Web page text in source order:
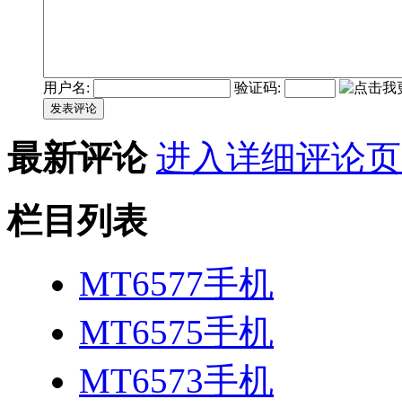
用户名: 验证码:
发表评论
最新评论 进入详细评论
栏目列表
MT6577手机
MT6575手机
MT6573手机